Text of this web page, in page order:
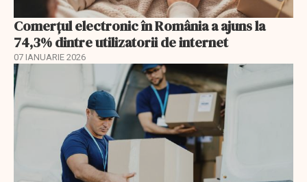
Comerțul electronic în România a ajuns la
74,3% dintre utilizatorii de internet
07 IANUARIE 2026